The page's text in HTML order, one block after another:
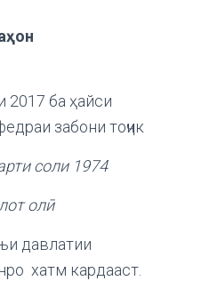
ҳон
2017 ба ҳайси
забони тоҷик
соли 1974
олӣ
давлатии
хатм кардааст.